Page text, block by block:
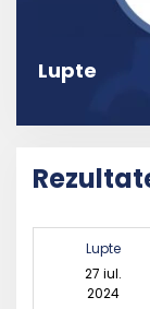
Lupte
Lupte
27 iul.
2024